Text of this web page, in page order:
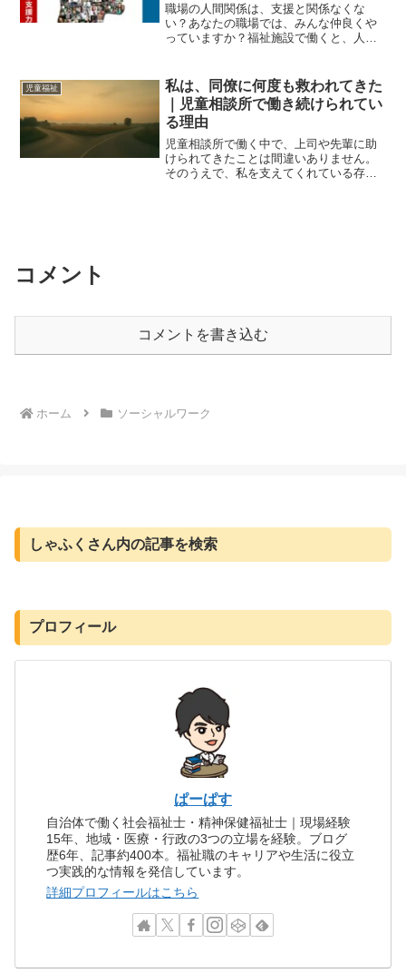
職場の人間関係は、支援と関係なくな
い？あなたの職場では、みんな仲良くや
っていますか？福祉施設で働くと、人間
職員同士で悪口や陰口を言う 派閥ができ
る いじめが起こる ...
児童福祉
私は、同僚に何度も救われてきた
｜児童相談所で働き続けられてい
る理由
児童相談所で働く中で、上司や先輩に助
けられてきたことは間違いありません。
そのうえで、私を支えてくれている存在
コメント
コメントを書き込む
ホーム ソーシャルワーク
しゃふくさん内の記事を検索
プロフィール
ぱーぱす
自治体で働く社会福祉士・精神保健福祉士｜現場経験
15年、地域・医療・行政の3つの立場を経験。ブログ
歴6年、記事約400本。福祉職のキャリアや生活に役立
つ実践的な情報を発信しています。
詳細プロフィールはこちら